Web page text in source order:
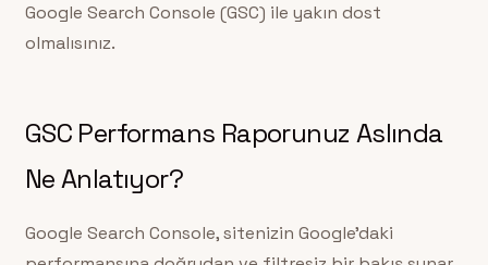
Google Search Console (GSC) ile yakın dost
olmalısınız.
GSC Performans Raporunuz Aslında
Ne Anlatıyor?
Google Search Console, sitenizin Google’daki